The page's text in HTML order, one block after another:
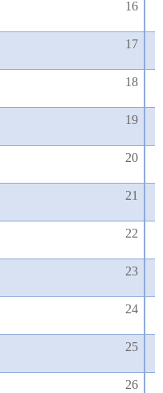
16
17
18
19
20
21
22
23
24
25
26